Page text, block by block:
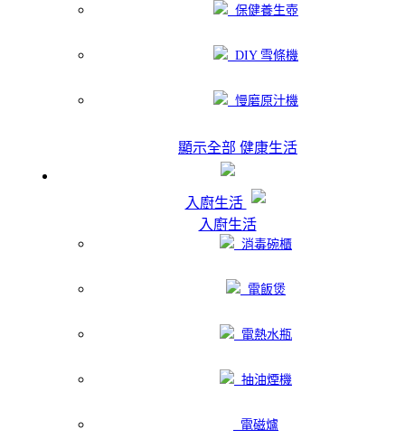
保健養生壺
DIY 雪條機
慢磨原汁機
顯示全部 健康生活
入廚生活
入廚生活
消毒碗櫃
電飯煲
電熱水瓶
抽油煙機
電磁爐